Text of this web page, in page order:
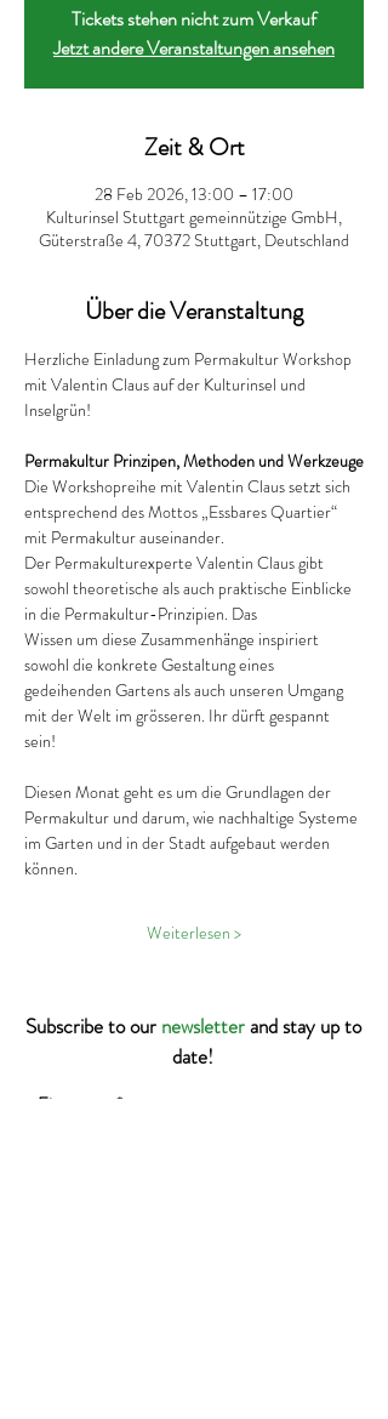
Tickets stehen nicht zum Verkauf
Jetzt andere Veranstaltungen ansehen
Zeit & Ort
28 Feb 2026, 13:00 – 17:00
Kulturinsel Stuttgart gemeinnützige GmbH,
Güterstraße 4, 70372 Stuttgart, Deutschland
Über die Veranstaltung
Herzliche Einladung zum Permakultur Workshop
mit Valentin Claus auf der Kulturinsel und
Inselgrün!
Permakultur Prinzipen, Methoden und Werkzeuge
Die Workshopreihe mit Valentin Claus setzt sich
entsprechend des Mottos „Essbares Quartier“
mit Permakultur auseinander.
Der Permakulturexperte Valentin Claus gibt
sowohl theoretische als auch praktische Einblicke
in die Permakultur-Prinzipien. Das
Wissen um diese Zusammenhänge inspiriert
sowohl die konkrete Gestaltung eines
gedeihenden Gartens als auch unseren Umgang
mit der Welt im grösseren. Ihr dürft gespannt
sein!
Diesen Monat geht es um die Grundlagen der
Permakultur und darum, wie nachhaltige Systeme
im Garten und in der Stadt aufgebaut werden
können.
Weiterlesen >
Subscribe to our newsletterand stay up to
date!